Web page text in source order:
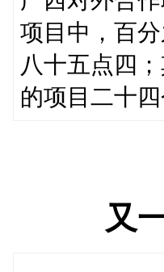
项目中，百
八十五点四
的项目二十四
又